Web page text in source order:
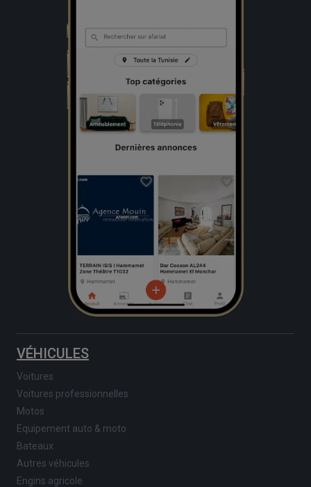
VÉHICULES
Voitures
Voitures professionnelles
Motos
Equipement auto & moto
Bateaux
Autres véhicules
Engins agricole